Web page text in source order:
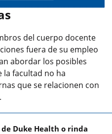
del cuerpo docente
fuera de su empleo
abordar los posibles
la facultad no ha
que se relacionen con
Duke Health o rinda